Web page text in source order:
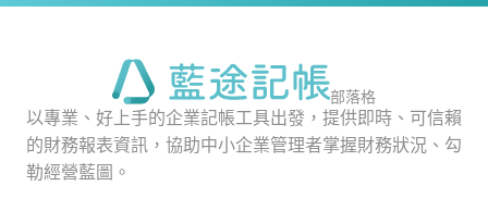
部落格
以專業、好上手的企業記帳工具出發，提供即時、可信賴
的財務報表資訊，協助中小企業管理者掌握財務狀況、勾
勒經營藍圖。